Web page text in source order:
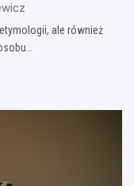
ale również